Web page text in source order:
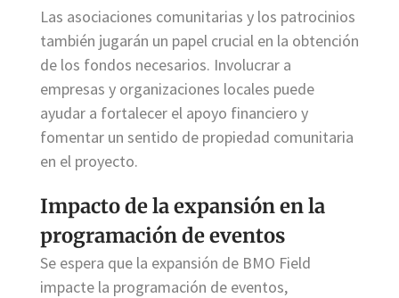
Las asociaciones comunitarias y los patrocinios
también jugarán un papel crucial en la obtención
de los fondos necesarios. Involucrar a
empresas y organizaciones locales puede
ayudar a fortalecer el apoyo financiero y
fomentar un sentido de propiedad comunitaria
en el proyecto.
Impacto de la expansión en la
programación de eventos
Se espera que la expansión de BMO Field
impacte la programación de eventos,